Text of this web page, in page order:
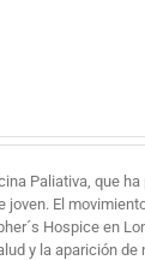
Paliativa, que
El
Hospice en
y la aparición